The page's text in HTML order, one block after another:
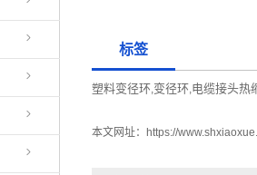
标签
塑料变径环,变径环,电缆接头热
本文网址： https://